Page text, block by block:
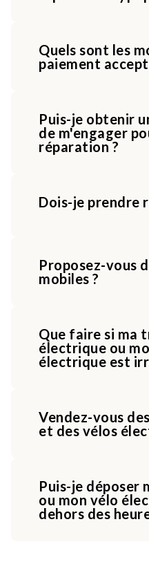
Quels sont les
paiement
Puis-je obtenir
de m'engager
réparation ?
Dois-je prendre
Proposez-vous
mobiles ?
Que faire si
électrique ou
électrique est
Vendez-vous
et des vélos
Puis-je
ou mon vélo
dehors des